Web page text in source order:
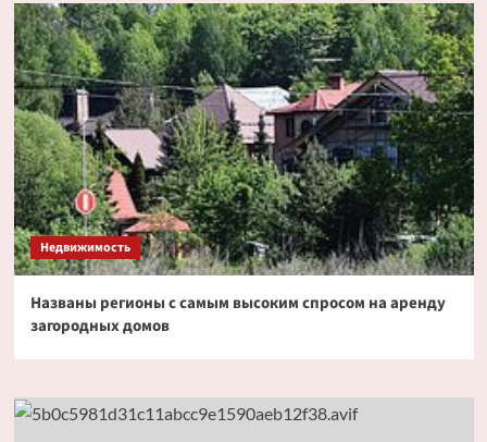
Недвижимость
Названы регионы с самым высоким спросом на аренду
загородных домов